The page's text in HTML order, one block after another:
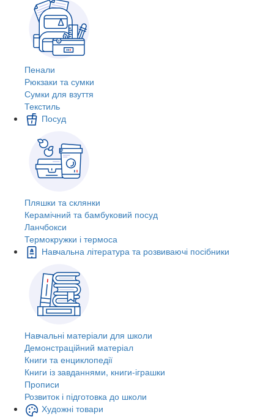
Пенали
Рюкзаки та сумки
Сумки для взуття
Текстиль
Посуд
Пляшки та склянки
Керамічний та бамбуковий посуд
Ланчбокси
Термокружки і термоса
Навчальна література та розвиваючі посібники
Навчальні матеріали для школи
Демонстраційний матеріал
Книги та енциклопедії
Книги із завданнями, книги-іграшки
Прописи
Розвиток і підготовка до школи
Художні товари